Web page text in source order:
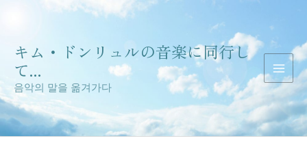
キム・ドンリュルの音楽に同行し
て...
음악의 말을 옮겨가다